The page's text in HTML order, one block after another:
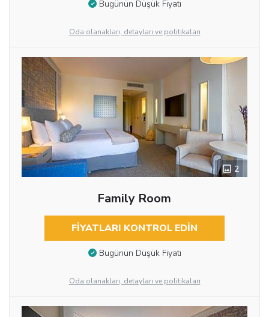
Bugünün Düşük Fiyatı
Oda olanakları, detayları ve politikaları
2
Family Room
FIYATLARI KONTROL EDIN
Bugünün Düşük Fiyatı
Oda olanakları, detayları ve politikaları